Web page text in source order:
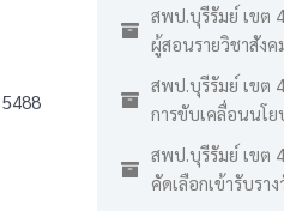
สพป.บุรีรัมย์ เขต 4
ผู้สอนรายวิชาสังค
สพป.บุรีรัมย์ เขต
การขับเคลื่อนนโ
สพป.บุรีรัมย์ เขต
คัดเลือกเข้ารับรา